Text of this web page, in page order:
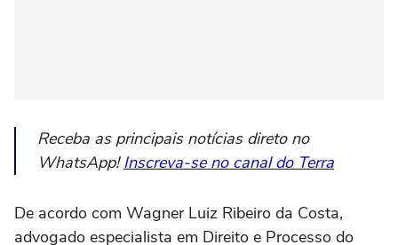
Receba as principais notícias direto no
WhatsApp!Inscreva-se no canal do Terra
De acordo com Wagner Luiz Ribeiro da Costa,
advogado especialista em Direito e Processo do